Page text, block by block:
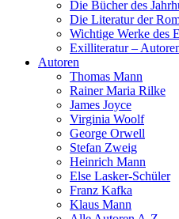
Die Bücher des
Die Literatur der
Wichtige Werke des
Exilliteratur –
Autoren
Thomas Mann
Rainer Maria Rilke
James Joyce
Virginia Woolf
George Orwell
Stefan Zweig
Heinrich Mann
Else Lasker-Schüler
Franz Kafka
Klaus Mann